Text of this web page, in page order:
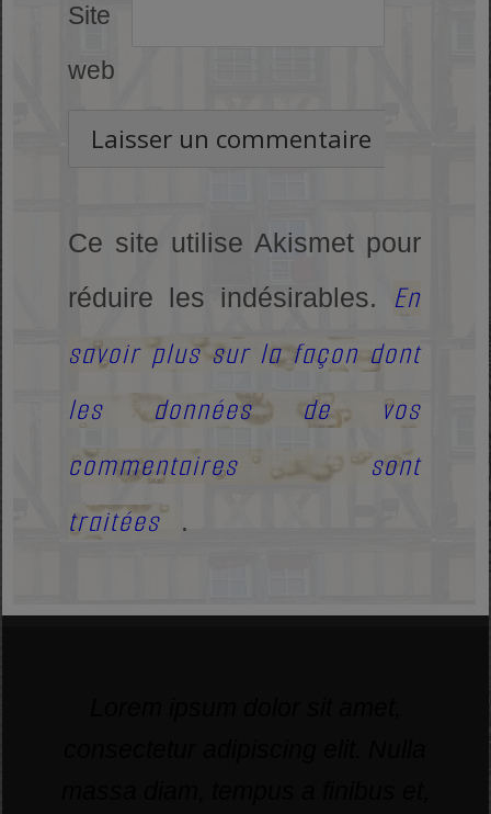
Site
web
Ce site utilise Akismet pour
réduire les indésirables. En
savoir plus sur la façon dont
les données de vos
commentaires sont
traitées
.